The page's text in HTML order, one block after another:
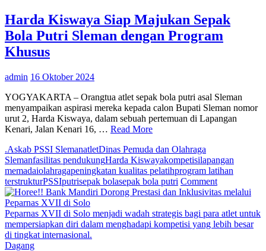
Lewat
Program
Beasiswa
Harda Kiswaya Siap Majukan Sepak
Bola Putri Sleman dengan Program
Khusus
admin 16 Oktober 2024
YOGYAKARTA – Orangtua atlet sepak bola putri asal Sleman
menyampaikan aspirasi mereka kepada calon Bupati Sleman nomor
urut 2, Harda Kiswaya, dalam sebuah pertemuan di Lapangan
Kenari, Jalan Kenari 16, … Read More
.Askab PSSI SlemanatletDinas Pemuda dan Olahraga
Slemanfasilitas pendukungHarda Kiswayakompetisilapangan
memadaiolahragapeningkatan kualitas pelatihprogram latihan
terstrukturPSSIputrisepak bolasepak bola putri Commenton
Harda
Siap
Majukan
Peparnas XVII di Solo menjadi wadah strategis bagi para atlet untuk
mempersiapkan diri dalam menghadapi kompetisi yang lebih besar
di tingkat internasional.
Dagang